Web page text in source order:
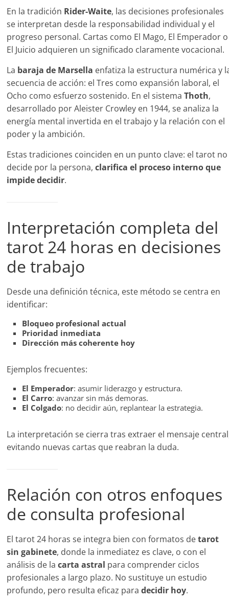
En la tradición Rider-Waite, las decisiones profesionales
se interpretan desde la responsabilidad individual y el
progreso personal. Cartas como El Mago, El Emperador o
El Juicio adquieren un significado claramente vocacional.
La baraja de Marsella enfatiza la estructura numérica y
secuencia de acción: el Tres como expansión laboral, el
Ocho como esfuerzo sostenido. En el sistemaThoth,
desarrollado por Aleister Crowley en 1944, se analiza la
energía mental invertida en el trabajo y la relación con el
poder y la ambición.
Estas tradiciones coinciden en un punto clave: el tarot no
decide por la persona,clarifica el proceso interno que
impide decidir.
Interpretación completa del
tarot 24 horas en decisiones
de trabajo
Desde una definición técnica, este método se centra en
identificar:
Bloqueo profesional actual
Prioridad inmediata
Dirección más coherente hoy
Ejemplos frecuentes:
El Emperador: asumir liderazgo y estructura.
El Carro: avanzar sin más demoras.
El Colgado: no decidir aún, replantear la estrategia.
La interpretación se cierra tras extraer el mensaje
evitando nuevas cartas que reabran la duda.
Relación con otros enfoques
de consulta profesional
El tarot 24 horas se integra bien con formatos detarot
sin gabinete, donde la inmediatez es clave, o con el
análisis de lacarta astral para comprender ciclos
profesionales a largo plazo. No sustituye un estudio
profundo, pero resulta eficaz paradecidir hoy.